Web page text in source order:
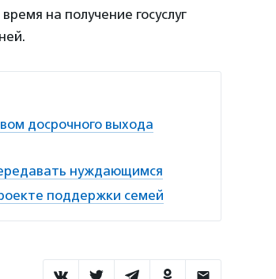
на получение госуслуг
досрочного выхода
нуждающимся
поддержки семей